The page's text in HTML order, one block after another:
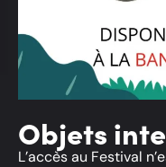
Objets
L’accès au Festival